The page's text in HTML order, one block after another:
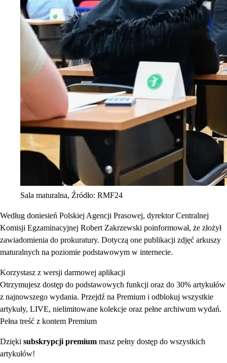
Sala maturalna, Źródło: RMF24
Według doniesień Polskiej Agencji Prasowej, dyrektor Centralnej
Komisji Egzaminacyjnej Robert Zakrzewski poinformował, że złożył
zawiadomienia do prokuratury. Dotyczą one publikacji zdjęć arkuszy
maturalnych na poziomie podstawowym w internecie.
Korzystasz z wersji darmowej aplikacji
Otrzymujesz dostęp do podstawowych funkcji oraz do 30% artykułów
z najnowszego wydania. Przejdź na Premium i odblokuj wszystkie
artykuły, LIVE, nielimitowane kolekcje oraz pełne archiwum wydań.
Pełna treść z kontem Premium
Dzięki subskrypcji premium masz pełny dostęp do wszystkich
artykułów!